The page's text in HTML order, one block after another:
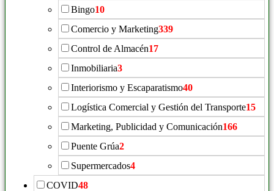
Bingo10
Comercio y Marketing339
Control de Almacén17
Inmobiliaria3
Interiorismo y Escaparatismo40
Logística Comercial y Gestión del Transporte15
Marketing, Publicidad y Comunicación166
Puente Grúa2
Supermercados4
COVID48